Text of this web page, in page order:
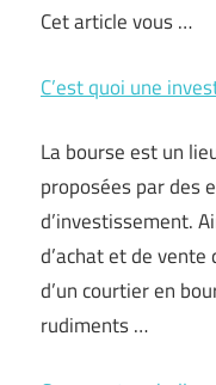
Cet article vous …
C’est quoi une
La bourse est un
proposées par des
d’investissement.
d’achat et de
d’un courtier en
rudiments …